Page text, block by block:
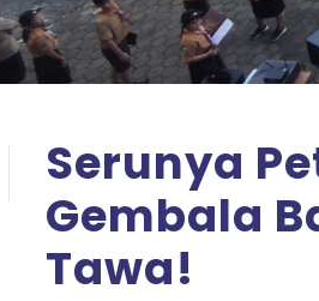
Serunya
Gembala
Tawa!